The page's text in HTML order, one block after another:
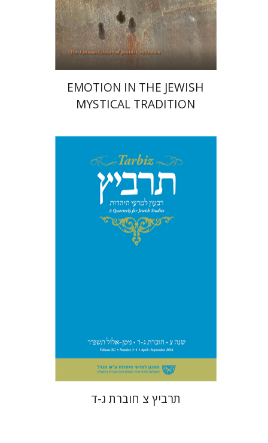
הנחת אתר ספר מודפס
$85
$76
EMOTION IN THE JEWISH
MYSTICAL TRADITION
יהונתן גארב מיכאל סיגל
$63
$57
תרביץ צ חוברת ג-ד